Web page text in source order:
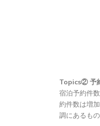
Topics② 予
宿泊予約件
約件数は増
調にあるも